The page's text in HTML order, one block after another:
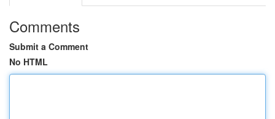
Comments
Submit a Comment
No HTML